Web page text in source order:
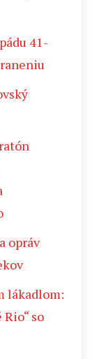
41-
opráv
lákadlom:
so